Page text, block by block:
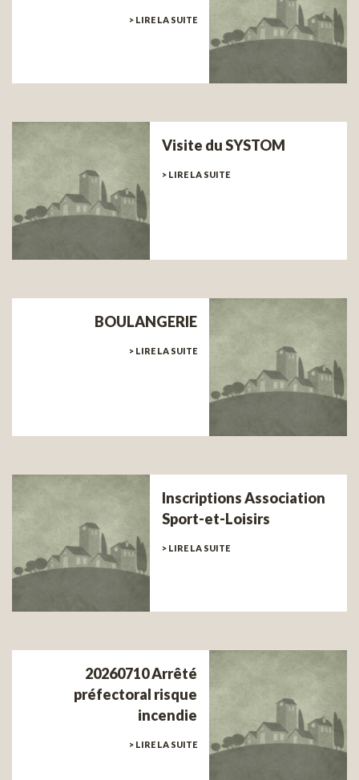
> LIRE LA SUITE
Visite du SYSTOM
> LIRE LA SUITE
BOULANGERIE
> LIRE LA SUITE
Inscriptions Association
Sport-et-Loisirs
> LIRE LA SUITE
20260710 Arrêté
préfectoral risque
incendie
> LIRE LA SUITE